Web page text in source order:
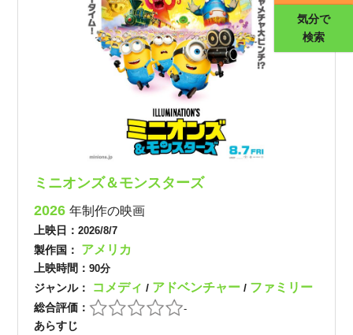
気分で
検索
ミニオンズ＆モンスターズ
2026年制作の映画
上映日：2026/8/7
製作国： アメリカ
上映時間：90分
ジャンル： コメディ/ アドベンチャー/ ファミリー
総合評価： -
あらすじ